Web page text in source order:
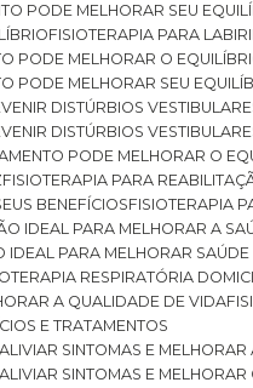
PODE MELHORAR SEU
FISIOTERAPIA PARA
PODE MELHORAR O
PODE MELHORAR SEU
DISTÚRBIOS
DISTÚRBIOS
PODE MELHORAR O
FISIOTERAPIA PARA
BENEFÍCIOS
FISIOTERAPIA
IDEAL PARA MELHORAR A
IDEAL PARA MELHORAR
RESPIRATÓRIA
A QUALIDADE DE VIDA
E TRATAMENTOS
SINTOMAS E
SINTOMAS E